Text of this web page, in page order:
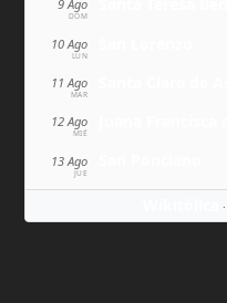
9 Ago
DOM
10 Ago
LUN
11 Ago
MAR
12 Ago
MIÉ
13 Ago
JUE
·